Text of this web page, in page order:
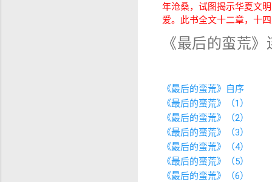
年沧桑，试图揭示华夏文
爱。此书全文十二章，十
《最后的蛮荒
《最后的蛮荒》自序
《最后的蛮荒》（1）
《最后的蛮荒》（2）
《最后的蛮荒》（3）
《最后的蛮荒》（4）
《最后的蛮荒》（5）
《最后的蛮荒》（6）